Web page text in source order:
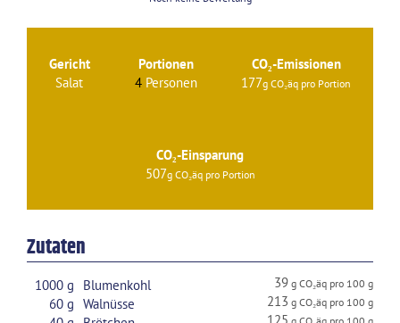
Gericht
Salat
Portionen
4 Personen
CO₂-Emissionen
177
CO₂-Einsparung
507
Zutaten
1000 g Blumenkohl
39
60 g Walnüsse
213